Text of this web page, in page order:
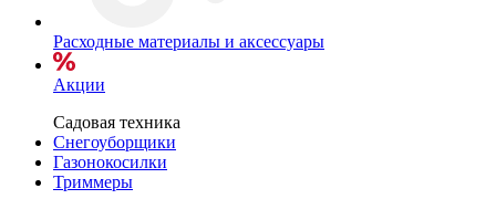
Расходные материалы и аксессуары
Акции
Садовая техника
Снегоуборщики
Газонокосилки
Триммеры